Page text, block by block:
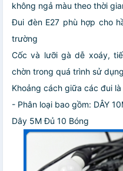
không ngả màu theo thời
Đui đèn E27 phù hợp cho
trường
Cốc và lưỡi gà dễ xoáy,
chờn trong quá trình sử dụng
Khoảng cách giữa các đui
- Phân loại bao gồm: DÂY
Dây 5M Đủ 10 Bóng